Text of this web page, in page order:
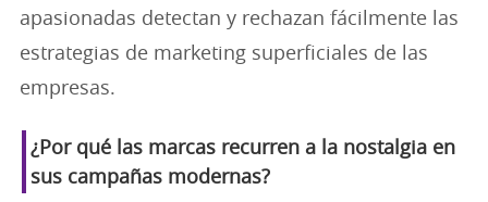
apasionadas detectan y rechazan fácilmente las
estrategias de marketing superficiales de las
empresas.
¿Por qué las marcas recurren a la nostalgia en
sus campañas modernas?